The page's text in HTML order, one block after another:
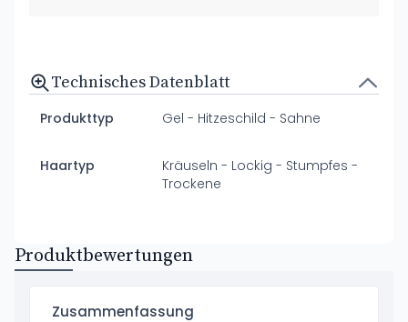
Technisches Datenblatt
Produkttyp Gel - Hitzeschild - Sahne
Haartyp
Kräuseln - Lockig - Stumpfes -
Trockene
Produktbewertungen
Zusammenfassung